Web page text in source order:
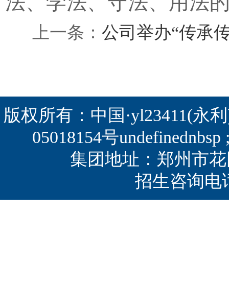
上一条： 公司举办“传承
版权所有：中国·yl23411(永
05018154号
集团地址：郑州市
招生咨询电